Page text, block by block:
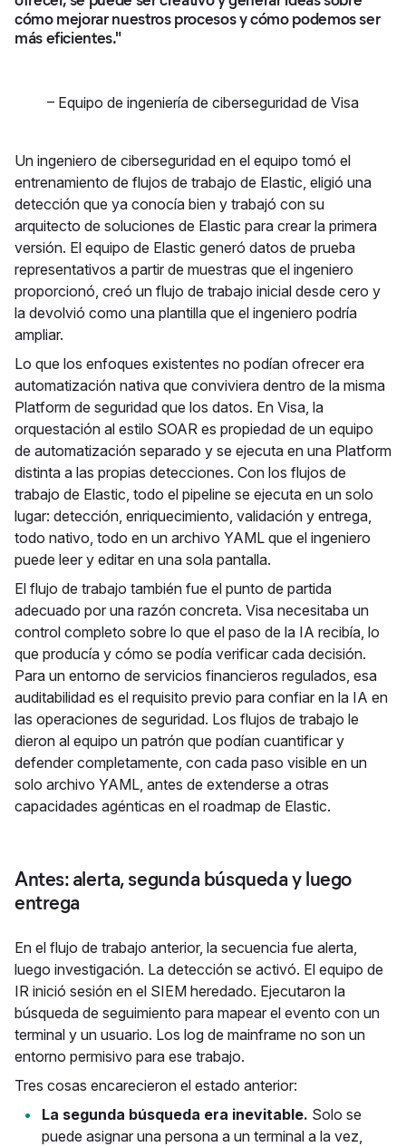
cómo mejorar nuestros procesos y cómo podemos ser
más eficientes."
– Equipo de ingeniería de ciberseguridad de Visa
Un ingeniero de ciberseguridad en el equipo tomó el
entrenamiento de flujos de trabajo de Elastic, eligió una
detección que ya conocía bien y trabajó con su
arquitecto de soluciones de Elastic para crear la primera
versión. El equipo de Elastic generó datos de prueba
representativos a partir de muestras que el ingeniero
proporcionó, creó un flujo de trabajo inicial desde cero y
la devolvió como una plantilla que el ingeniero podría
ampliar.
Lo que los enfoques existentes no podían ofrecer era
automatización nativa que conviviera dentro de la misma
Platform de seguridad que los datos. En Visa, la
orquestación al estilo SOAR es propiedad de un equipo
de automatización separado y se ejecuta en una Platform
distinta a las propias detecciones. Con los flujos de
trabajo de Elastic, todo el pipeline se ejecuta en un solo
lugar: detección, enriquecimiento, validación y entrega,
todo nativo, todo en un archivo YAML que el ingeniero
puede leer y editar en una sola pantalla.
El flujo de trabajo también fue el punto de partida
adecuado por una razón concreta. Visa necesitaba un
control completo sobre lo que el paso de la IA recibía, lo
que producía y cómo se podía verificar cada decisión.
Para un entorno de servicios financieros regulados, esa
auditabilidad es el requisito previo para confiar en la IA en
las operaciones de seguridad. Los flujos de trabajo le
dieron al equipo un patrón que podían cuantificar y
defender completamente, con cada paso visible en un
solo archivo YAML, antes de extenderse a otras
capacidades agénticas en el roadmap de Elastic.
Antes: alerta, segunda búsqueda y luego
entrega
En el flujo de trabajo anterior, la secuencia fue alerta,
luego investigación. La detección se activó. El equipo de
IR inició sesión en el SIEM heredado. Ejecutaron la
búsqueda de seguimiento para mapear el evento con un
terminal y un usuario. Los log de mainframe no son un
entorno permisivo para ese trabajo.
Tres cosas encarecieron el estado anterior:
La segunda búsqueda era inevitable. Solo se
puede asignar una persona a un terminal a la vez,